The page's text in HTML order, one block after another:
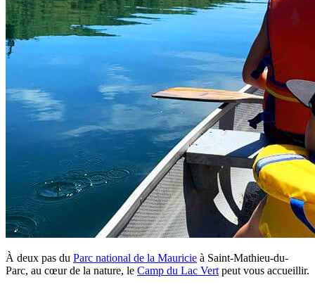
À deux pas du Parc national de la Mauricie à Saint-Mathieu-du-
Parc, au cœur de la nature, le Camp du Lac Vert peut vous accueillir.